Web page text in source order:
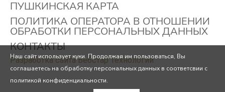
ПУШКИНСКАЯ КАРТА
ПОЛИТИКА ОПЕРАТОРА В ОТНОШЕНИИ
ОБРАБОТКИ ПЕРСОНАЛЬНЫХ ДАННЫХ
КОНТАКТЫ
Разработка сайта Вебстар Технологии
Наш сайт использует куки. Продолжая им пользоваться, Вы
соглашаетесь на обработку персональных данных в соответсвии с
политикой конфиденциальности.